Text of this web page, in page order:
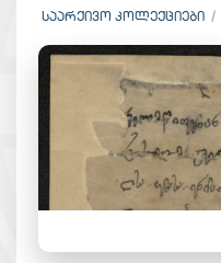
ᲡᲐᲐᲠᲥᲘᲕᲝ ᲙᲝᲚᲔᲥᲪᲘᲔᲑᲘ